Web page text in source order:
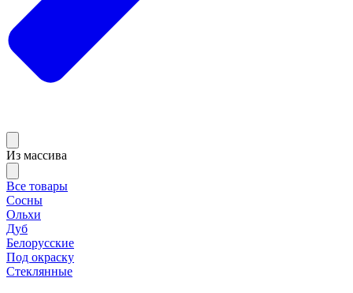
Из массива
Все товары
Сосны
Ольхи
Дуб
Белорусские
Под окраску
Стеклянные